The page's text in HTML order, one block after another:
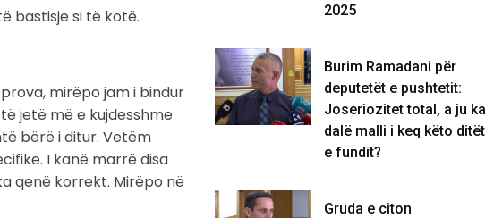
bastisje si të kotë.
mirëpo jam i bindur
jetë më e kujdesshme
bërë i ditur. Vetëm
I kanë marrë disa
qenë korrekt. Mirëpo në
2025
Burim Ramadani për
deputetët e pushtetit:
Joseriozitet total, a ju ka
dalë malli i keq këto ditët
e fundit?
Gruda e citon